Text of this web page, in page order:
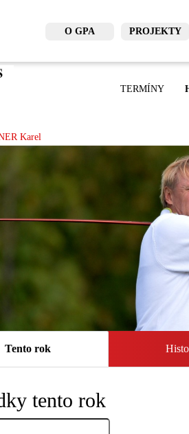
O GPA PROJEKTY
TERMÍNY
Karel
Tento rok
tento rok